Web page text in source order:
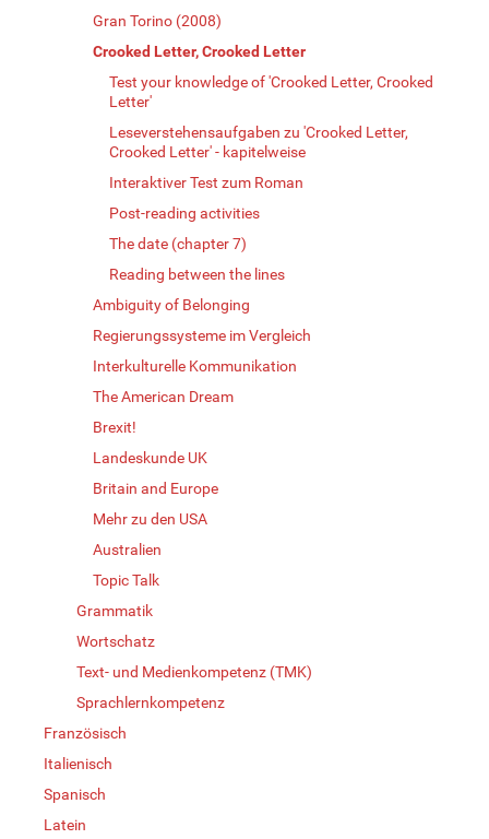
Gran Torino (2008)
Crooked Letter, Crooked Letter
Test your knowledge of 'Crooked Letter, Crooked
Letter'
Leseverstehensaufgaben zu 'Crooked Letter,
Crooked Letter' - kapitelweise
Interaktiver Test zum Roman
Post-reading activities
The date (chapter 7)
Reading between the lines
Ambiguity of Belonging
Regierungssysteme im Vergleich
Interkulturelle Kommunikation
The American Dream
Brexit!
Landeskunde UK
Britain and Europe
Mehr zu den USA
Australien
Topic Talk
Grammatik
Wortschatz
Text- und Medienkompetenz (TMK)
Sprachlernkompetenz
Französisch
Italienisch
Spanisch
Latein